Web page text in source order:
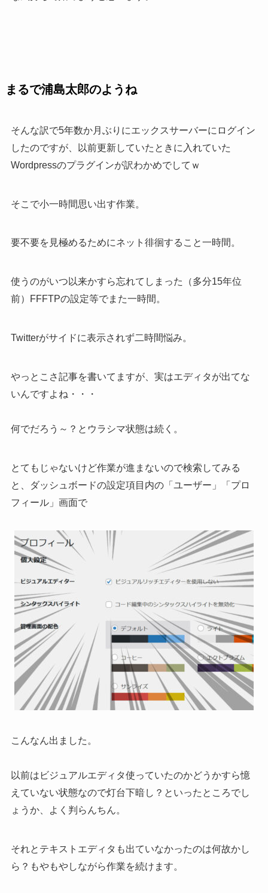
まるで浦島太郎のようね
そんな訳で5年数か月ぶりにエックスサーバーにログイン
したのですが、以前更新していたときに入れていた
Wordpressのプラグインが訳わかめでしてｗ
そこで小一時間思い出す作業。
要不要を見極めるためにネット徘徊すること一時間。
使うのがいつ以来かすら忘れてしまった（多分15年位
前）FFFTPの設定等でまた一時間。
Twitterがサイドに表示されず二時間悩み。
やっとこさ記事を書いてますが、実はエディタが出てな
いんですよね・・・
何でだろう～？とウラシマ状態は続く。
とてもじゃないけど作業が進まないので検索してみる
と、ダッシュボードの設定項目内の「ユーザー」「プロ
フィール」画面で
こんなん出ました。
以前はビジュアルエディタ使っていたのかどうかすら憶
えていない状態なので灯台下暗し？といったところでし
ょうか、よく判らんちん。
それとテキストエディタも出ていなかったのは何故かし
ら？もやもやしながら作業を続けます。